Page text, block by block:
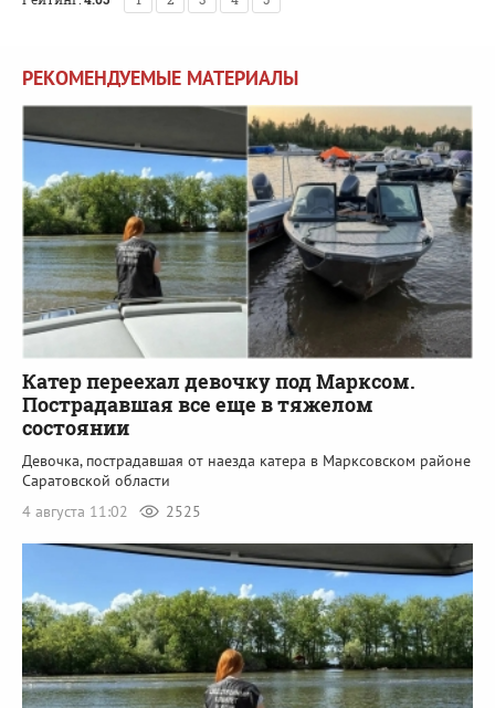
РЕКОМЕНДУЕМЫЕ МАТЕРИАЛЫ
Катер переехал девочку под Марксом.
Пострадавшая все еще в тяжелом
состоянии
Девочка, пострадавшая от наезда катера в Марксовском районе
Саратовской области
4 августа 11:02
2525